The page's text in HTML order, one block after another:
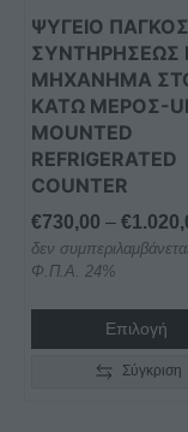
ΨΥΓΕΙΟ ΠΑΓΚΟΣ
ΣΥΝΤΗΡΗΣΕΩΣ
ΜΗΧΑΝΗΜΑ
ΚΑΤΩ ΜΕΡΟΣ-
MOUNTED
REFRIGERATED
COUNTER
€730,00 – €
δεν
Φ.Π.Α. 24%
Επιλογή
μπορούν
να
επιλεγούν
στη
σελίδα
του
προϊόντος
Σύγκριση